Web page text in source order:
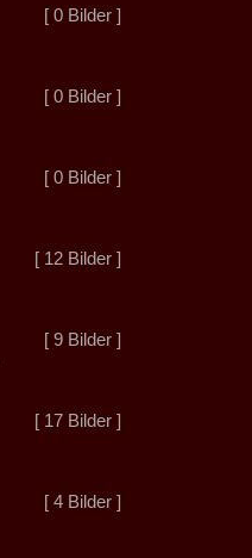
[ 0 Bilder ]
[ 0 Bilder ]
[ 0 Bilder ]
[ 12 Bilder ]
[ 9 Bilder ]
[ 17 Bilder ]
[ 4 Bilder ]